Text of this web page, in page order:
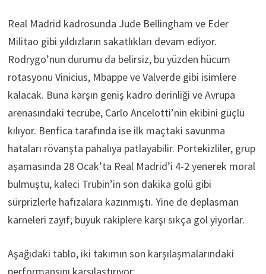
Real Madrid kadrosunda Jude Bellingham ve Eder
Militao gibi yıldızların sakatlıkları devam ediyor.
Rodrygo’nun durumu da belirsiz, bu yüzden hücum
rotasyonu Vinicius, Mbappe ve Valverde gibi isimlere
kalacak. Buna karşın geniş kadro derinliği ve Avrupa
arenasındaki tecrübe, Carlo Ancelotti’nin ekibini güçlü
kılıyor. Benfica tarafında ise ilk maçtaki savunma
hataları rövanşta pahalıya patlayabilir. Portekizliler, grup
aşamasında 28 Ocak’ta Real Madrid’i 4-2 yenerek moral
bulmuştu, kaleci Trubin’in son dakika golü gibi
sürprizlerle hafızalara kazınmıştı. Yine de deplasman
karneleri zayıf; büyük rakiplere karşı sıkça gol yiyorlar.
Aşağıdaki tablo, iki takımın son karşılaşmalarındaki